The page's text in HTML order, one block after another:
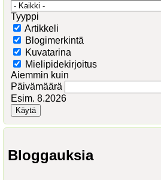
Tyyppi
Artikkeli
Blogimerkintä
Kuvatarina
Mielipidekirjoitus
Aiemmin kuin
Päivämäärä
Esim. 8.2026
Bloggauksia